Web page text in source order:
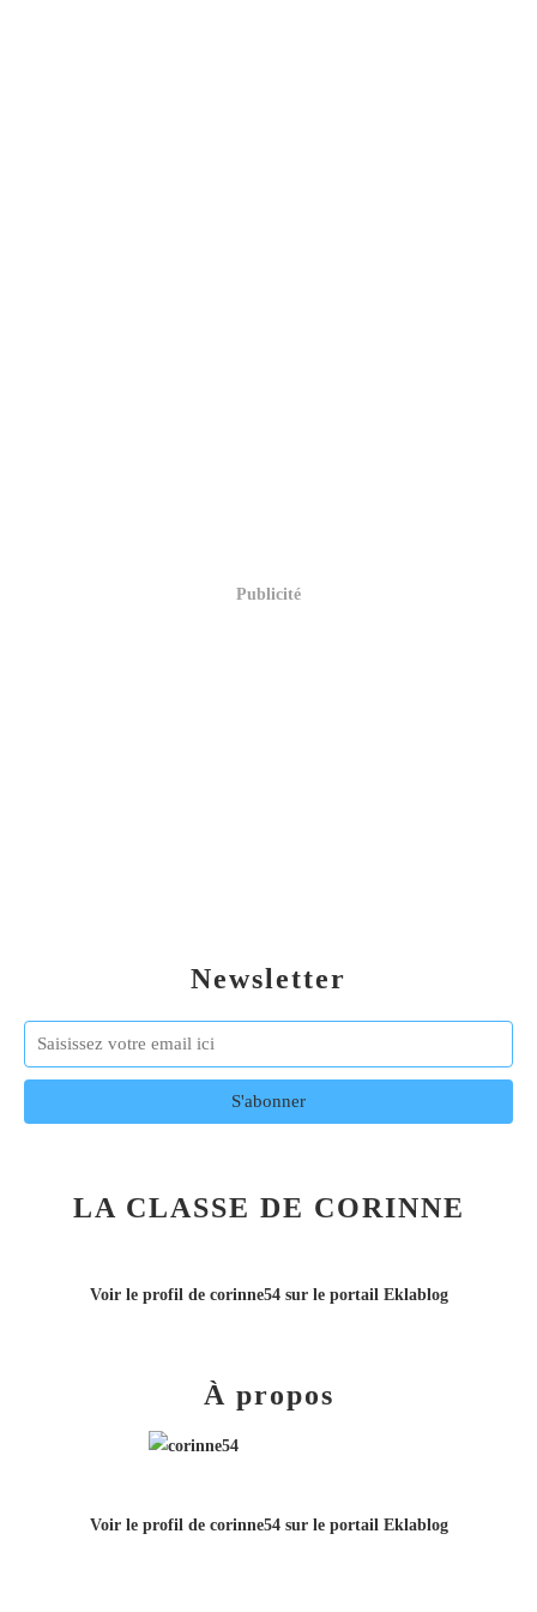
Newsletter
Publicité
LA CLASSE DE CORINNE
Voir le profil de corinne54sur le portail Eklablog
À propos
Voir le profil de corinne54sur le portail Eklablog